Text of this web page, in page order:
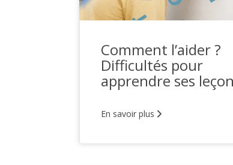
Comment l’aider ?
Difficultés pour
apprendre ses
En savoir plus